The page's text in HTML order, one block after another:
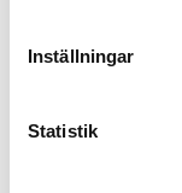
Inställningar
Statistik